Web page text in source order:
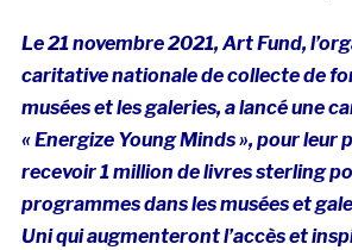
Le 21 novembre 2021, Art Fund,
caritative nationale de collecte de
musées et les galeries, a lancé une
« Energize Young Minds », pour leur
recevoir 1 million de livres sterling
programmes dans les musées et
Uni qui augmenteront l’accès et